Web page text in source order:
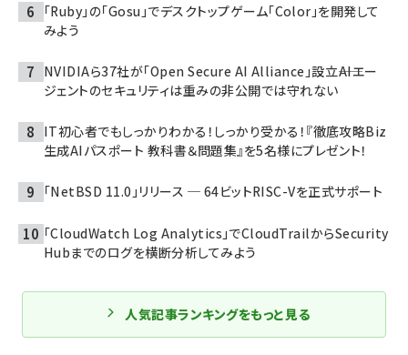
「Ruby」の「Gosu」でデスクトップゲーム「Color」を開発して
みよう
NVIDIAら37社が「Open Secure AI Alliance」設立――AIエー
ジェントのセキュリティは重みの非公開では守れない
IT初心者でもしっかりわかる！しっかり受かる！『徹底攻略Biz
生成AIパスポート 教科書＆問題集』を5名様にプレゼント！
「NetBSD 11.0」リリース ─ 64ビットRISC-Vを正式サポート
「CloudWatch Log Analytics」でCloudTrailからSecurity
Hubまでのログを横断分析してみよう
人気記事ランキングをもっと見る